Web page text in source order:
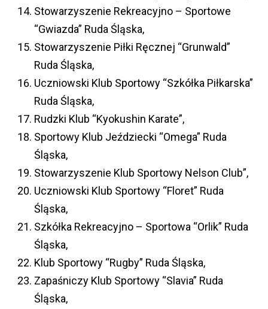
Stowarzyszenie Rekreacyjno – Sportowe
“Gwiazda” Ruda Śląska,
Stowarzyszenie Piłki Ręcznej “Grunwald”
Ruda Śląska,
Uczniowski Klub Sportowy “Szkółka Piłkarska”
Ruda Śląska,
Rudzki Klub “Kyokushin Karate”,
Sportowy Klub Jeździecki “Omega” Ruda
Śląska,
Stowarzyszenie Klub Sportowy Nelson Club”,
Uczniowski Klub Sportowy “Floret” Ruda
Śląska,
Szkółka Rekreacyjno – Sportowa “Orlik” Ruda
Śląska,
Klub Sportowy “Rugby” Ruda Śląska,
Zapaśniczy Klub Sportowy “Slavia” Ruda
Śląska,